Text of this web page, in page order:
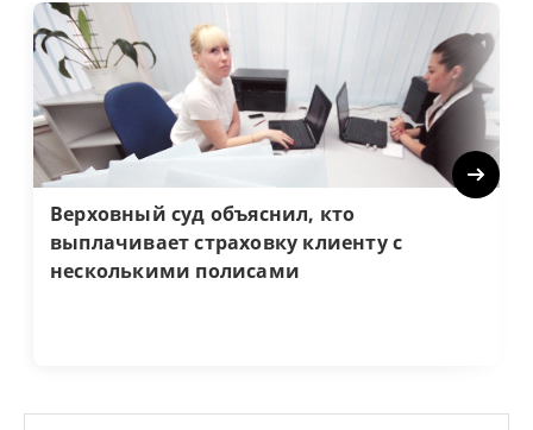
Верховный суд объяснил, кто
выплачивает страховку клиенту с
несколькими полисами
Next